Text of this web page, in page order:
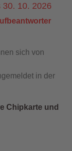
10. 2026
sich von
in der
Chipkarte und